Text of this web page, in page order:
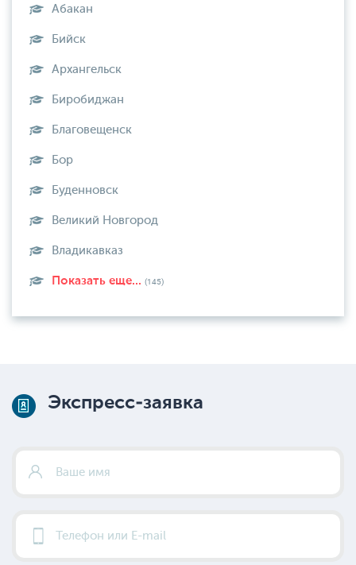
Абакан
Бийск
Архангельск
Биробиджан
Благовещенск
Бор
Буденновск
Великий Новгород
Владикавказ
Показать еще... (145)
Экспресс-заявка